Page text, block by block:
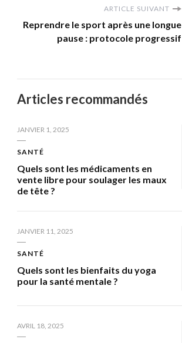
ARTICLE SUIVANT
Reprendre le sport après une longue
pause : protocole progressif
Articles recommandés
JANVIER 1, 2025
SANTÉ
Quels sont les médicaments en
vente libre pour soulager les maux
de tête ?
JANVIER 11, 2025
SANTÉ
Quels sont les bienfaits du yoga
pour la santé mentale ?
AVRIL 18, 2025